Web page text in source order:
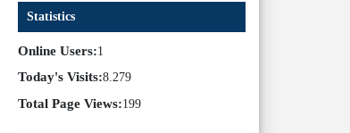
Statistics
Online Users:1
Today's Visits:8.279
Total Page Views:199